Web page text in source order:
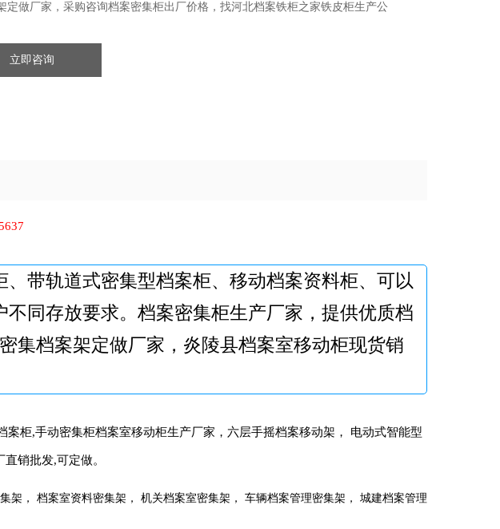
定做厂家，采购咨询档案密集柜出厂价格，找河北档案铁柜之家铁皮柜生产公
立即咨询
带轨道式密集型档案柜、移动档案资料柜、可以
同存放要求。档案密集柜生产厂家，提供优质档
集档案架定做厂家，炎陵县档案室移动柜现货销
柜,手动密集柜档案室移动柜生产厂家，六层手摇档案移动架， 电动式智能型
销批发,可定做。
， 档案室资料密集架， 机关档案室密集架， 车辆档案管理密集架， 城建档案管理